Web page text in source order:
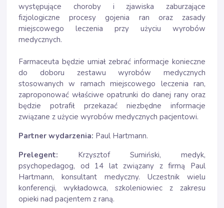
występujące choroby i zjawiska zaburzające
fizjologiczne procesy gojenia ran oraz zasady
miejscowego leczenia przy użyciu wyrobów
medycznych.
Farmaceuta będzie umiał zebrać informacje konieczne
do doboru zestawu wyrobów medycznych
stosowanych w ramach miejscowego leczenia ran,
zaproponować właściwe opatrunki do danej rany oraz
będzie potrafił przekazać niezbędne informacje
związane z użycie wyrobów medycznych pacjentowi.
Partner wydarzenia: Paul Hartmann.
Prelegent: Krzysztof Sumiński, medyk,
psychopedagog, od 14 lat związany z firmą Paul
Hartmann, konsultant medyczny. Uczestnik wielu
konferencji, wykładowca, szkoleniowiec z zakresu
opieki nad pacjentem z raną.